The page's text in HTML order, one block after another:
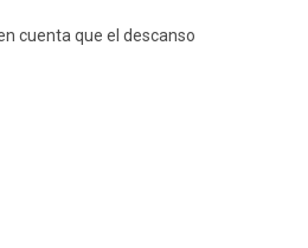
cuenta que el descanso